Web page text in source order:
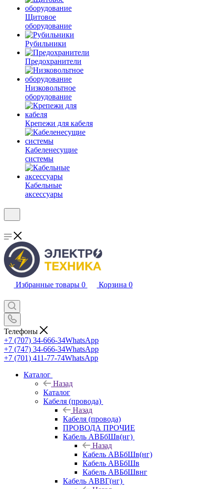
Щитовое
оборудование
Рубильники
Предохранители
Низковольтное
оборудование
Крепежи для кабеля
Кабеленесущие
системы
Кабельные
аксессуары
Избранные товары 0 Корзина 0
Телефоны
+7 (707) 34-666-34WhatsApp
+7 (747) 34-666-34WhatsApp
+7 (701) 411-77-74WhatsApp
Каталог
Назад
Каталог
Кабеля (провода)
Назад
Кабеля (провода)
ПРОВОДА ПРОЧИЕ
Кабель АВБбШв(нг)
Назад
Кабель АВБбШв(нг)
Кабель АВБбШв
Кабель АВБбШвнг
Кабель АВВГ(нг)